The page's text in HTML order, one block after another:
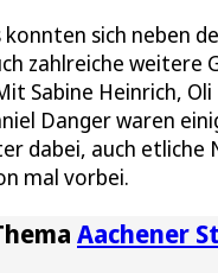
konnten sich neben
zahlreiche weitere
Sabine Heinrich,
Danger waren
dabei, auch etliche
mal vorbei.
Aachener